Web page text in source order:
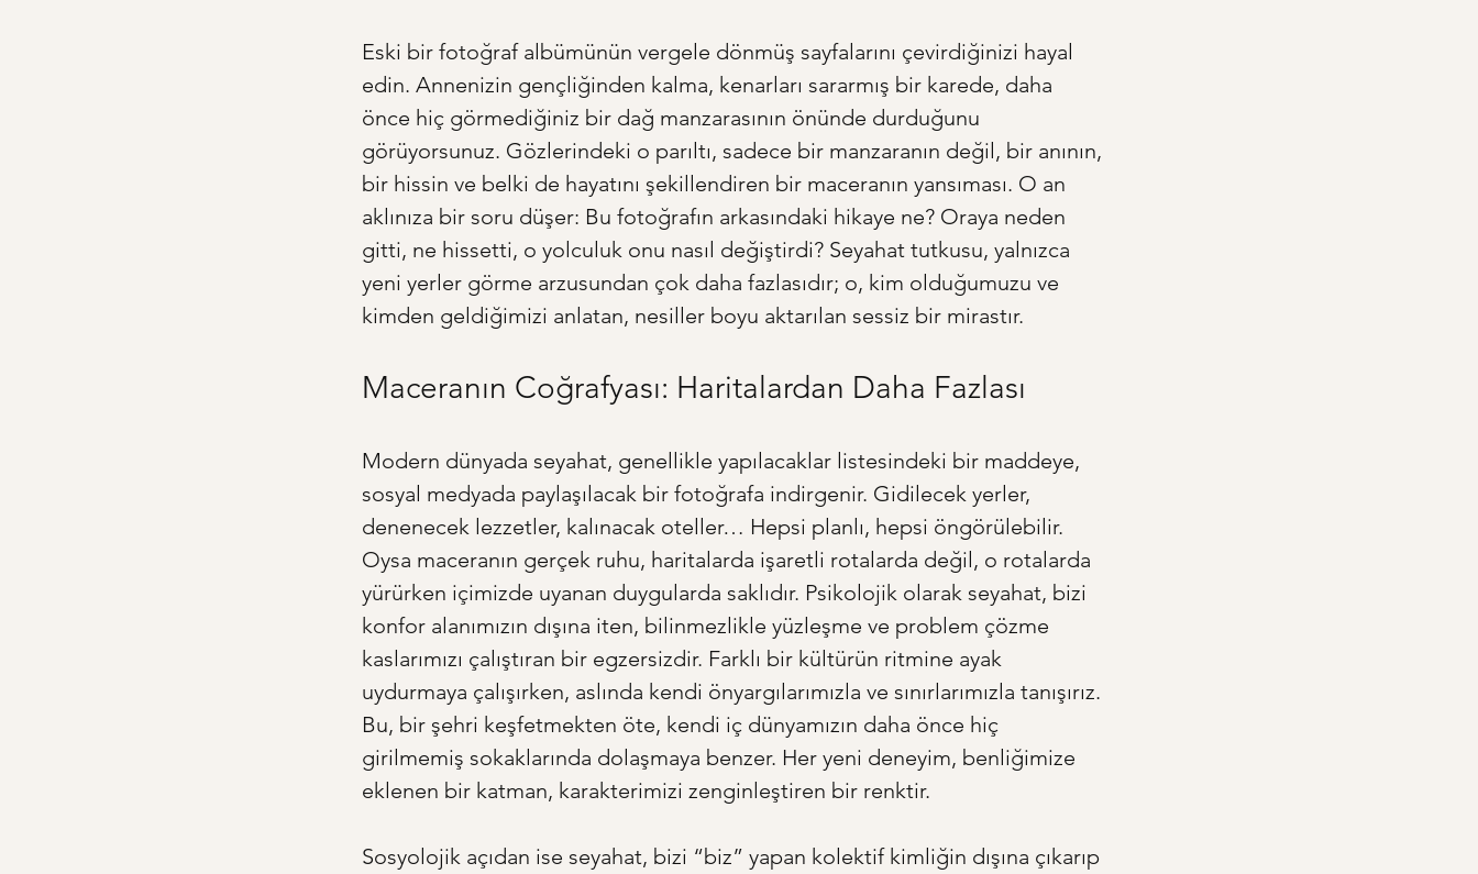
Eski bir fotoğraf albümünün vergele dönmüş sayfalarını çevirdiğinizi hayal
edin. Annenizin gençliğinden kalma, kenarları sararmış bir karede, daha
önce hiç görmediğiniz bir dağ manzarasının önünde durduğunu
görüyorsunuz. Gözlerindeki o parıltı, sadece bir manzaranın değil, bir anının,
bir hissin ve belki de hayatını şekillendiren bir maceranın yansıması. O an
aklınıza bir soru düşer: Bu fotoğrafın arkasındaki hikaye ne? Oraya neden
gitti, ne hissetti, o yolculuk onu nasıl değiştirdi? Seyahat tutkusu, yalnızca
yeni yerler görme arzusundan çok daha fazlasıdır; o, kim olduğumuzu ve
kimden geldiğimizi anlatan, nesiller boyu aktarılan sessiz bir mirastır.
Maceranın Coğrafyası: Haritalardan Daha Fazlası
Modern dünyada seyahat, genellikle yapılacaklar listesindeki bir maddeye,
sosyal medyada paylaşılacak bir fotoğrafa indirgenir. Gidilecek yerler,
denenecek lezzetler, kalınacak oteller… Hepsi planlı, hepsi öngörülebilir.
Oysa maceranın gerçek ruhu, haritalarda işaretli rotalarda değil, o rotalarda
yürürken içimizde uyanan duygularda saklıdır. Psikolojik olarak seyahat, bizi
konfor alanımızın dışına iten, bilinmezlikle yüzleşme ve problem çözme
kaslarımızı çalıştıran bir egzersizdir. Farklı bir kültürün ritmine ayak
uydurmaya çalışırken, aslında kendi önyargılarımızla ve sınırlarımızla tanışırız.
Bu, bir şehri keşfetmekten öte, kendi iç dünyamızın daha önce hiç
girilmemiş sokaklarında dolaşmaya benzer. Her yeni deneyim, benliğimize
eklenen bir katman, karakterimizi zenginleştiren bir renktir.
Sosyolojik açıdan ise seyahat, bizi “biz” yapan kolektif kimliğin dışına çıkarıp